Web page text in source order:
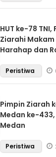
HUT ke-78
Ziarahi
Harahap dan
Peristiwa
Pimpin Ziarah
Medan ke-
Medan
Peristiwa